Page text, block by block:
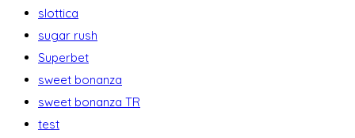
slottica
sugar rush
Superbet
sweet bonanza
sweet bonanza TR
test